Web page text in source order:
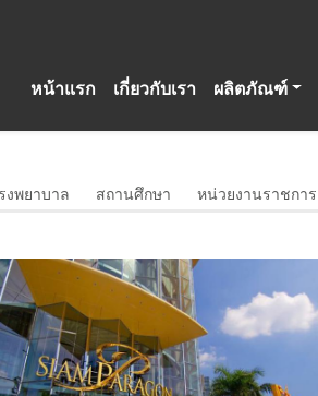
หน้าแรก เกี่ยวกับเรา ผลิตภัณฑ์
งพยาบาล สถานศึกษา หน่วยงานราชการ